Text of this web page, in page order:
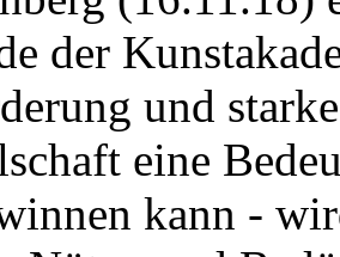
der
und
eine
kann -